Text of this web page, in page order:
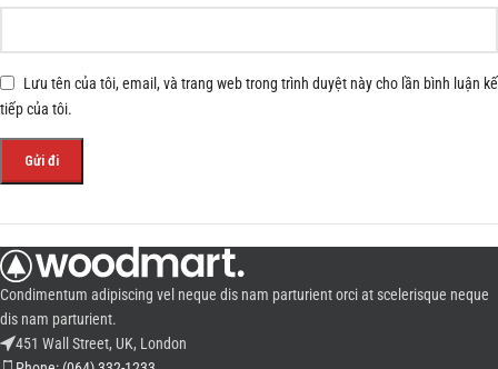
Lưu tên của tôi, email, và trang web trong trình duyệt này cho lần bình luận kế
tiếp của tôi.
Condimentum adipiscing vel neque dis nam parturient orci at scelerisque neque
dis nam parturient.
451 Wall Street, UK, London